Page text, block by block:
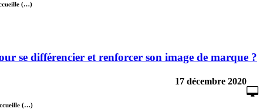
(…)
se différencier et renforcer son image de marque ?
17 décembre 2020
(…)